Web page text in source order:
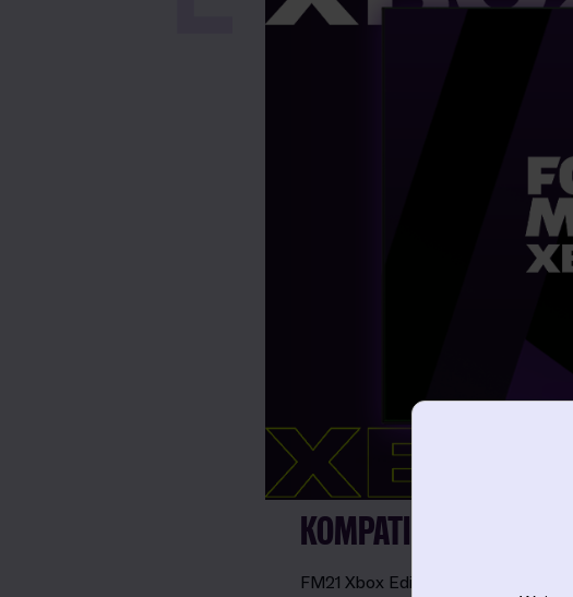
KOMPATIBILITÄT
FM21 Xbox Edition wird für Xbox